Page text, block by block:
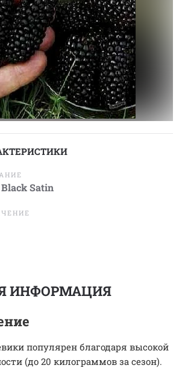
Satin
ИНФОРМАЦИЯ
популярен благодаря высокой
(до 20 килограммов за сезон).